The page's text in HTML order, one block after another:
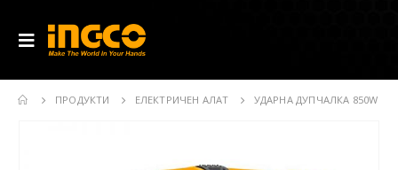
ПРОДУКТИ ЕЛЕКТРИЧЕН АЛАТ УДАРНА ДУПЧАЛКА 850W